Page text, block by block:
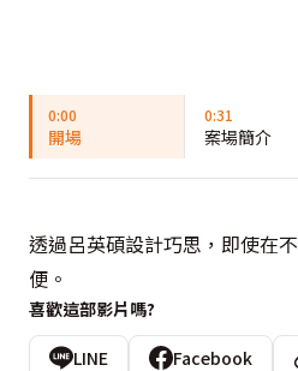
0:00
開場
0:31
案場簡介
透過呂英碩設計巧思，即使在
便。
喜歡這部影片嗎?
LINE Facebook